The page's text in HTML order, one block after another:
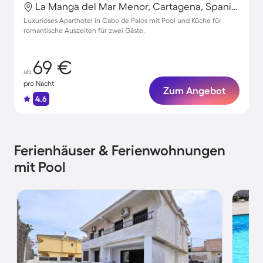
La Manga del Mar Menor, Cartagena, Spanien
Luxuriöses Aparthotel in Cabo de Palos mit Pool und Küche für
romantische Auszeiten für zwei Gäste.
ab 69 €
pro Nacht
4.6
Zum Angebot
Ferienhäuser & Ferienwohnungen
mit Pool